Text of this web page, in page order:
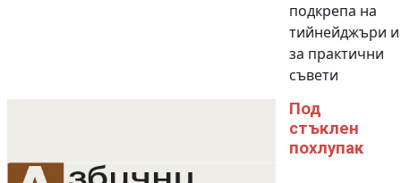
подкрепа на
тийнейджъри и
за практични
съвети
Под
стъклен
похлупак